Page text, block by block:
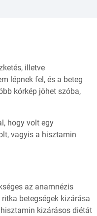
illetve
lépnek fel, és a beteg
kórkép jöhet szóba,
hogy volt egy
vagyis a hisztamin
az anamnézis
betegségek kizárása
kizárásos diétát